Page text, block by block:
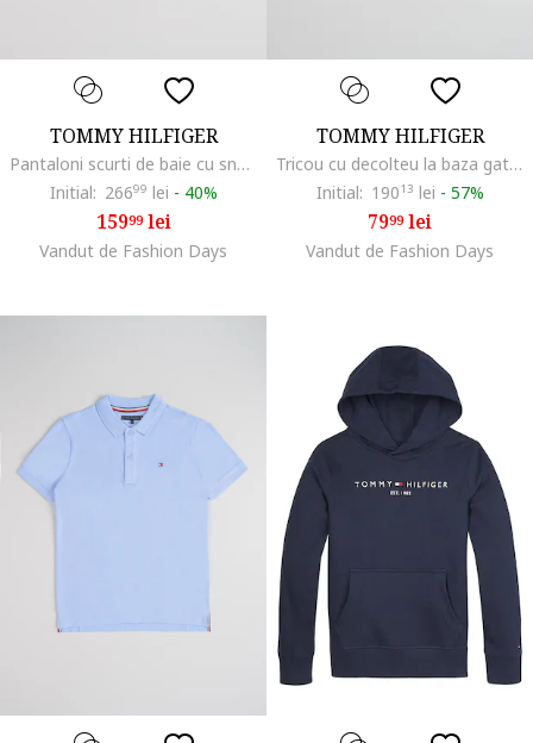
TOMMY HILFIGER
Pantaloni scurti de baie cu snur, Rosu/Albastru inchis/Alb optic
Initial: 26699 lei - 40%
15999lei
Vandut de Fashion Days
TOMMY HILFIGER
Tricou cu decolteu la baza gatului si imprimeu logo, Negru stins/Alb murdar
Initial: 19013 lei - 57%
7999lei
Vandut de Fashion Days